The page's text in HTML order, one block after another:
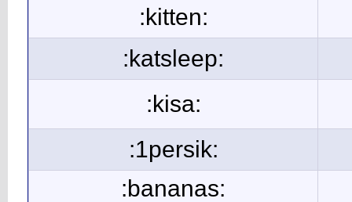
:kitten:
:katsleep:
:kisa:
:1persik:
:bananas: